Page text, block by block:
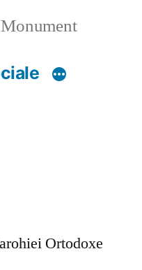
Monument
Ortodoxe